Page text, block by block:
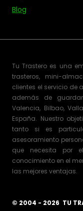
Blog
Tu Trastero es una
trasteros, mini-
clientes el servicio de
además de
Valencia, Bilbao,
España. Nuestro
tanto si es
asesoramiento
que necesita por
conocimiento en el
las mejores ventajas.
© 2004 - 2026 TU